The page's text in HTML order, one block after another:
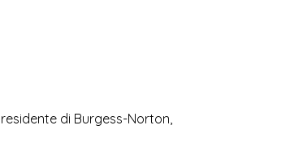
di Burgess-Norton,